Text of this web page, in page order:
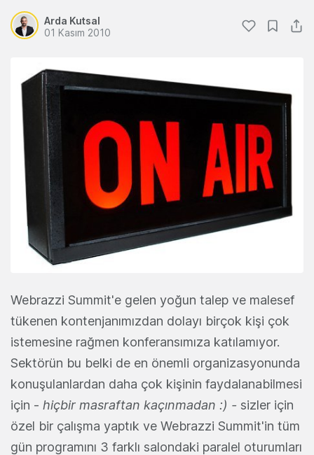
Arda Kutsal
01 Kasım 2010
Webrazzi Summit'e gelen yoğun talep ve malesef
tükenen kontenjanımızdan dolayı birçok kişi çok
istemesine rağmen konferansımıza katılamıyor.
Sektörün bu belki de en önemli organizasyonunda
konuşulanlardan daha çok kişinin faydalanabilmesi
için - hiçbir masraftan kaçınmadan :) - sizler için
özel bir çalışma yaptık ve Webrazzi Summit'in tüm
gün programını 3 farklı salondaki paralel oturumları